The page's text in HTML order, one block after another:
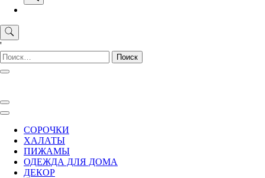
'
Найти:
СОРОЧКИ
ХАЛАТЫ
ПИЖАМЫ
ОДЕЖДА ДЛЯ ДОМА
ДЕКОР